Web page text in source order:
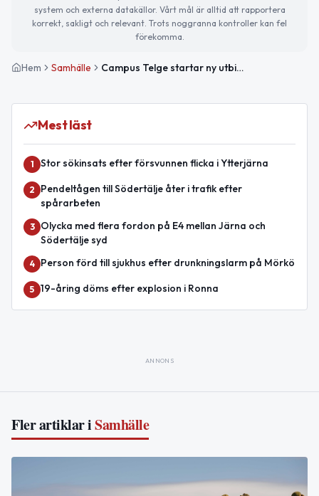
system och externa datakällor. Vårt mål är alltid att rapportera
korrekt, sakligt och relevant. Trots noggranna kontroller kan fel
förekomma.
Hem Samhälle Campus Telge startar ny utbildning för drifttekniker i Södertälje
Mest läst
1 Stor sökinsats efter försvunnen flicka i Ytterjärna
2
Pendeltågen till Södertälje åter i trafik efter
spårarbeten
3
Olycka med flera fordon på E4 mellan Järna och
Södertälje syd
4 Person förd till sjukhus efter drunkningslarm på Mörkö
5 19-åring döms efter explosion i Ronna
ANNONS
Fler artiklar iSamhälle